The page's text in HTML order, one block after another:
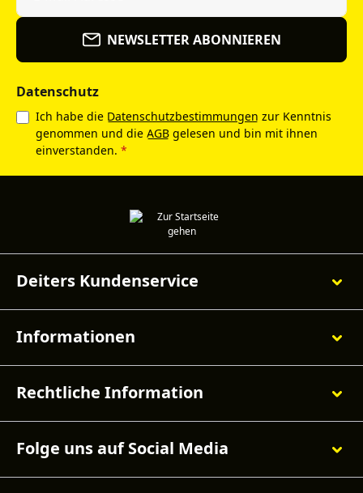
NEWSLETTER ABONNIEREN
Datenschutz
Ich habe die Datenschutzbestimmungen zur Kenntnis
genommen und die AGB gelesen und bin mit ihnen
einverstanden. *
Deiters Kundenservice
Informationen
Rechtliche Information
Folge uns auf Social Media